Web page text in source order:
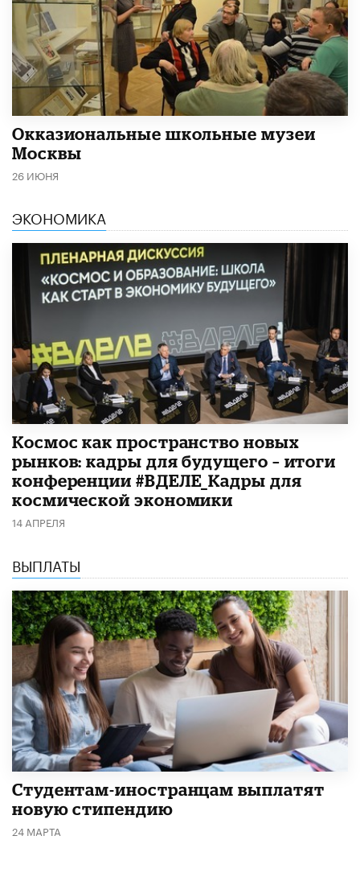
​Окказиональные школьные музеи
Москвы
26 ИЮНЯ
ЭКОНОМИКА
Космос как пространство новых
рынков: кадры для будущего – итоги
конференции #ВДЕЛЕ_Кадры для
космической экономики
14 АПРЕЛЯ
ВЫПЛАТЫ
Студентам-иностранцам выплатят
новую стипендию
24 МАРТА